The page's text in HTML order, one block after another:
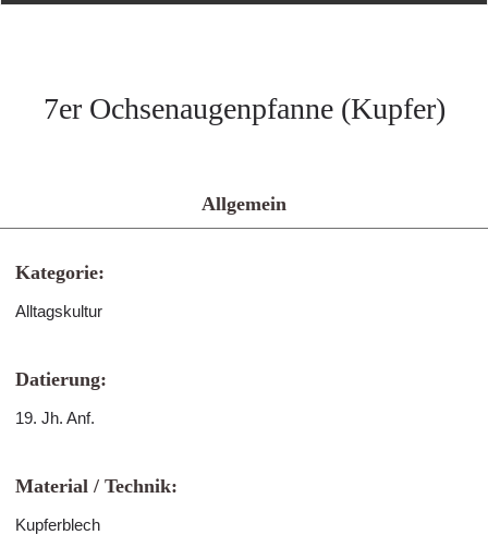
7er Ochsenaugenpfanne (Kupfer)
Allgemein
Kategorie:
Alltagskultur
Datierung:
19. Jh. Anf.
Material / Technik:
Kupferblech